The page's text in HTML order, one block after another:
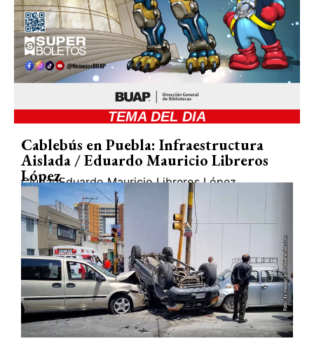
TEMA DEL DIA
Cablebús en Puebla: Infraestructura
Aislada / Eduardo Mauricio Libreros
López
CiudadEduardo Mauricio Libreros López